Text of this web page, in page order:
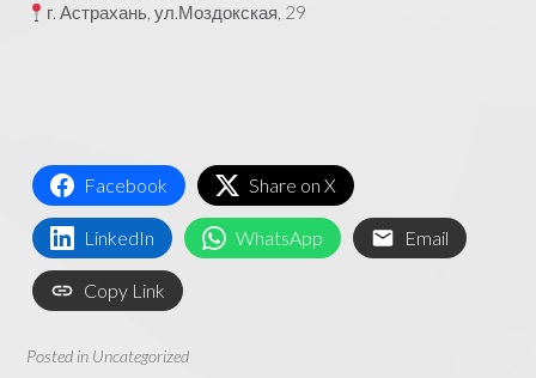
г. Астрахань, ул.Моздокская, 29
Facebook Share on X
LinkedIn WhatsApp Email
Copy Link
Posted in Uncategorized